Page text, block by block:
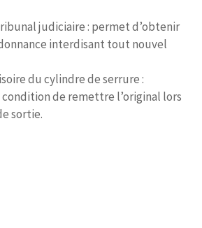
judiciaire : permet d’obtenir
interdisant tout nouvel
du cylindre de serrure :
de remettre l’original lors
sortie.